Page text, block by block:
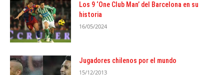
Los 9 ‘One Club Man’ del Barcelona en su
historia
16/05/2024
Jugadores chilenos por el mundo
15/12/2013